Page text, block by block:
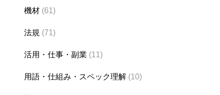
機材 (61)
法規 (71)
活用・仕事・副業 (11)
用語・仕組み・スペック理解 (10)